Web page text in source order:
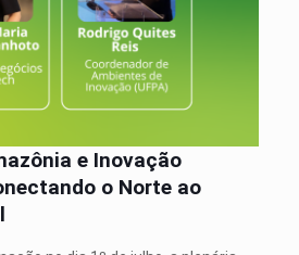
e Inovação
o Norte ao